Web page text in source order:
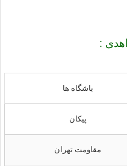
:
باشگاه ها
پیکان
مقاومت تهران